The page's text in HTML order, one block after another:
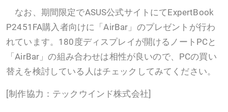
なお、期間限定でASUS公式サイトにてExpertBook
P2451FA購入者向けに「AirBar」のプレゼントが行わ
れています。180度ディスプレイが開けるノートPCと
「AirBar」の組み合わせは相性が良いので、PCの買い
替えを検討している人はチェックしてみてください。
[制作協力：テックウインド株式会社]